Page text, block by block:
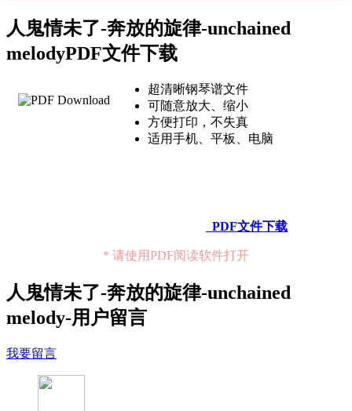
人鬼情未了-奔放的旋律-unchained
melodyPDF文件下载
超清晰钢琴谱文件
可随意放大、缩小
方便打印，不失真
适用手机、平板、电脑
PDF文件下载
* 请使用PDF阅读软件打开
人鬼情未了-奔放的旋律-unchained
melody-用户留言
我要留言